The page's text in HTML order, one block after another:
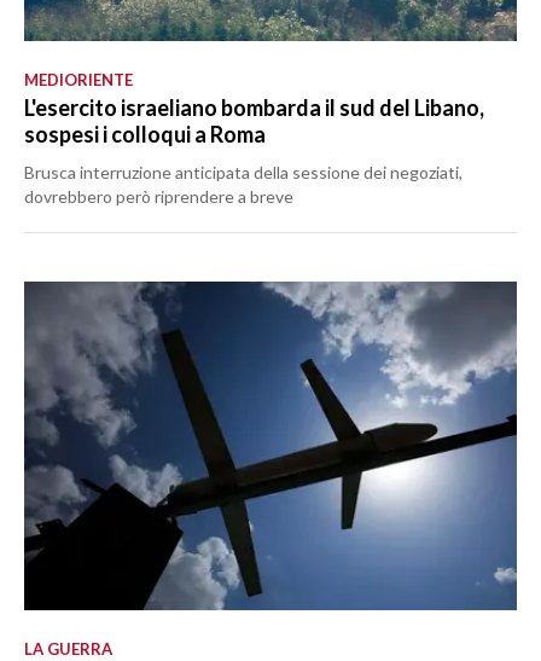
MEDIORIENTE
L'esercito israeliano bombarda il sud del Libano,
sospesi i colloqui a Roma
Brusca interruzione anticipata della sessione dei negoziati,
dovrebbero però riprendere a breve
LA GUERRA